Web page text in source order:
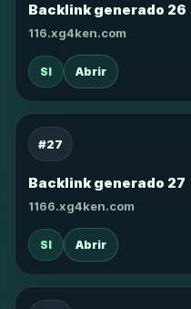
Backlink generado 26
116.xg4ken.com
SI Abrir
#27
Backlink generado 27
1166.xg4ken.com
SI Abrir